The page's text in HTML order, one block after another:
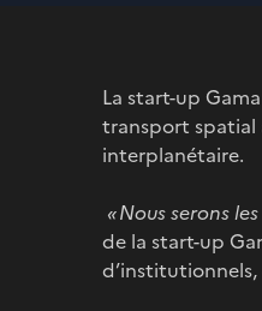
La start-up
transport spatial
interplanétaire.
« Nous serons
de la start-up